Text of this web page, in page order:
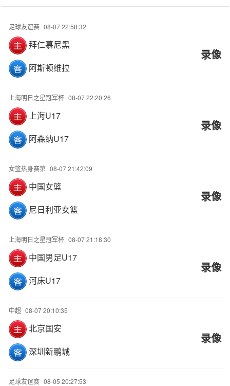
足球友谊赛 08-07 22:58:32
拜仁慕尼黑
阿斯顿维拉
录像
上海明日之星冠军杯 08-07 22:20:26
上海U17
阿森纳U17
录像
女篮热身赛第 08-07 21:42:09
中国女篮
尼日利亚女篮
录像
上海明日之星冠军杯 08-07 21:18:30
中国男足U17
河床U17
录像
中超 08-07 20:10:35
北京国安
深圳新鹏城
录像
足球友谊赛 08-05 20:27:53